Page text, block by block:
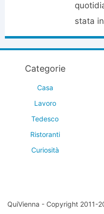
stata
Categorie
Casa
Lavoro
Tedesco
Ristoranti
Curiosità
QuiVienna - Copyright 2011-